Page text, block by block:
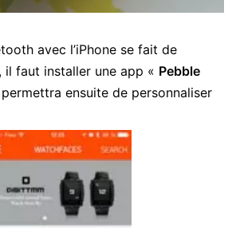
avec l’iPhone se fait de
il faut installer une app « Pebble
ensuite de personnaliser